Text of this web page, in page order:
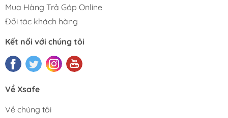
Mua Hàng Trả Góp Online
Đối tác khách hàng
Kết nối với chúng tôi
Về Xsafe
Về chúng tôi